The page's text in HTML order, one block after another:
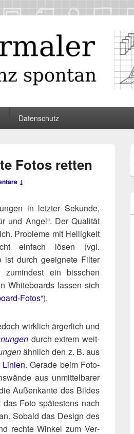
Datenschutz
Fotos retten
↓
in letz­ter Sekun­de,
und Angel“. Der Qua­li­tät
Pro­ble­me mit Hel­lig­keit
ein­fach lösen (vgl.
ist durch geeig­ne­te Fil­ter
zumin­dest ein biss­chen
White­boards las­sen sich
Fotos“).
wirk­lich ärger­lich und
durch extrem weit­
ähn­lich den z. B. aus
Lini­en. Gera­de beim Foto­
aus unmit­tel­ba­rer
Außen­kan­te des Bil­des
Foto spä­tes­tens nach
Sobald das Design des
rech­te Win­kel zum Ver­